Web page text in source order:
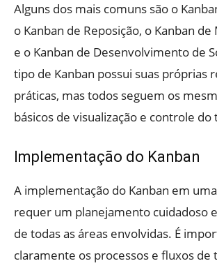
Alguns dos mais comuns são o
o Kanban de Reposição, o Kanban
e o Kanban de Desenvolvimento de
tipo de Kanban possui suas próprias
práticas, mas todos seguem os
básicos de visualização e controle do
Implementação do Kanban
A implementação do Kanban em
requer um planejamento cuidadoso
de todas as áreas envolvidas. É
claramente os processos e fluxos de